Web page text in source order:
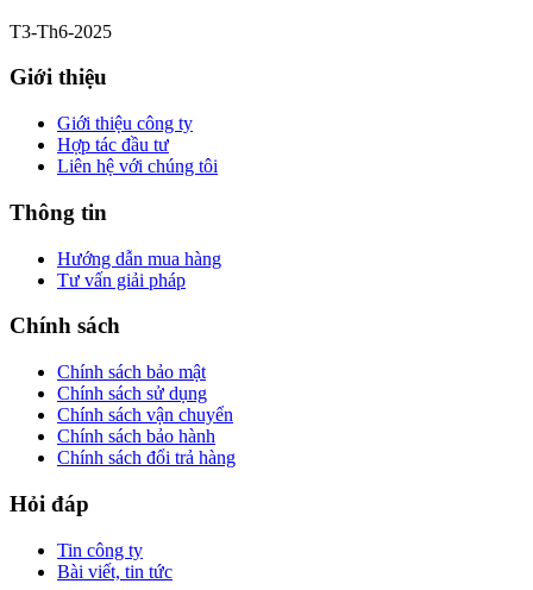
T3-Th6-2025
Giới thiệu
Giới thiệu công ty
Hợp tác đầu tư
Liên hệ với chúng tôi
Thông tin
Hướng dẫn mua hàng
Tư vấn giải pháp
Chính sách
Chính sách bảo mật
Chính sách sử dụng
Chính sách vận chuyển
Chính sách bảo hành
Chính sách đổi trả hàng
Hỏi đáp
Tin công ty
Bài viết, tin tức